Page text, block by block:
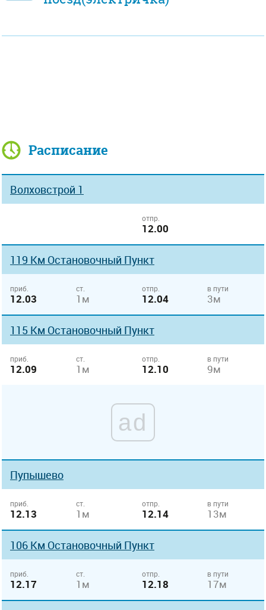
Расписание
Волховстрой 1
отпр.
12.00
119 Км Остановочный Пункт
приб.
12.03
ст.
1м
отпр.
12.04
в пути
3м
115 Км Остановочный Пункт
приб.
12.09
ст.
1м
отпр.
12.10
в пути
9м
ad
Пупышево
приб.
12.13
ст.
1м
отпр.
12.14
в пути
13м
106 Км Остановочный Пункт
приб.
12.17
ст.
1м
отпр.
12.18
в пути
17м